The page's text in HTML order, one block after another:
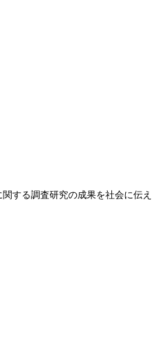
する調査研究の成果を社会に伝